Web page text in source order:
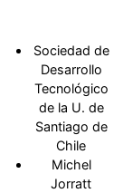
Sociedad de
Desarrollo
Tecnológico
de la U. de
Santiago de
Chile
Michel
Jorratt